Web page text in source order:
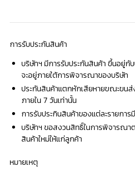
การรับประกันสินค้า
บริษัทฯ มีการรับประกันสินค้า ขึ้นอยู่กั
จะอยู่ภายใต้การพิจารณาของบริษัท
ประกันสินค้าแตกหักเสียหายขณะขน
ภายใน 7 วันเท่านั้น
การรับประกินสินค้าของแต่ละรายกา
บริษัทฯ ขอสงวนสิทธิ์ในการพิจารณ
สินค้าใหม่ให้แก่ลูกค้า
หมายเหตุ